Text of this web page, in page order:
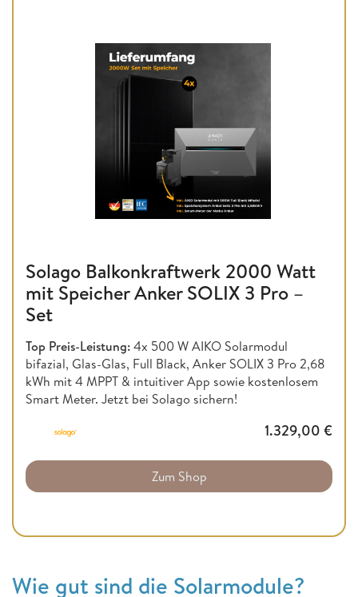
Solago Balkonkraftwerk 2000 Watt
mit Speicher Anker SOLIX 3 Pro –
Set
Top Preis-Leistung:4x 500 W AIKO Solarmodul
bifazial, Glas-Glas, Full Black, Anker SOLIX 3 Pro 2,68
kWh mit 4 MPPT & intuitiver App sowie kostenlosem
Smart Meter. Jetzt bei Solago sichern!
1.329,00 €
Zum Shop
Wie gut sind die Solarmodule?